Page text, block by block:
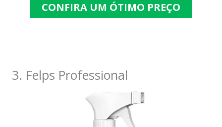
CONFIRA UM ÓTIMO PREÇO
3. Felps Professional